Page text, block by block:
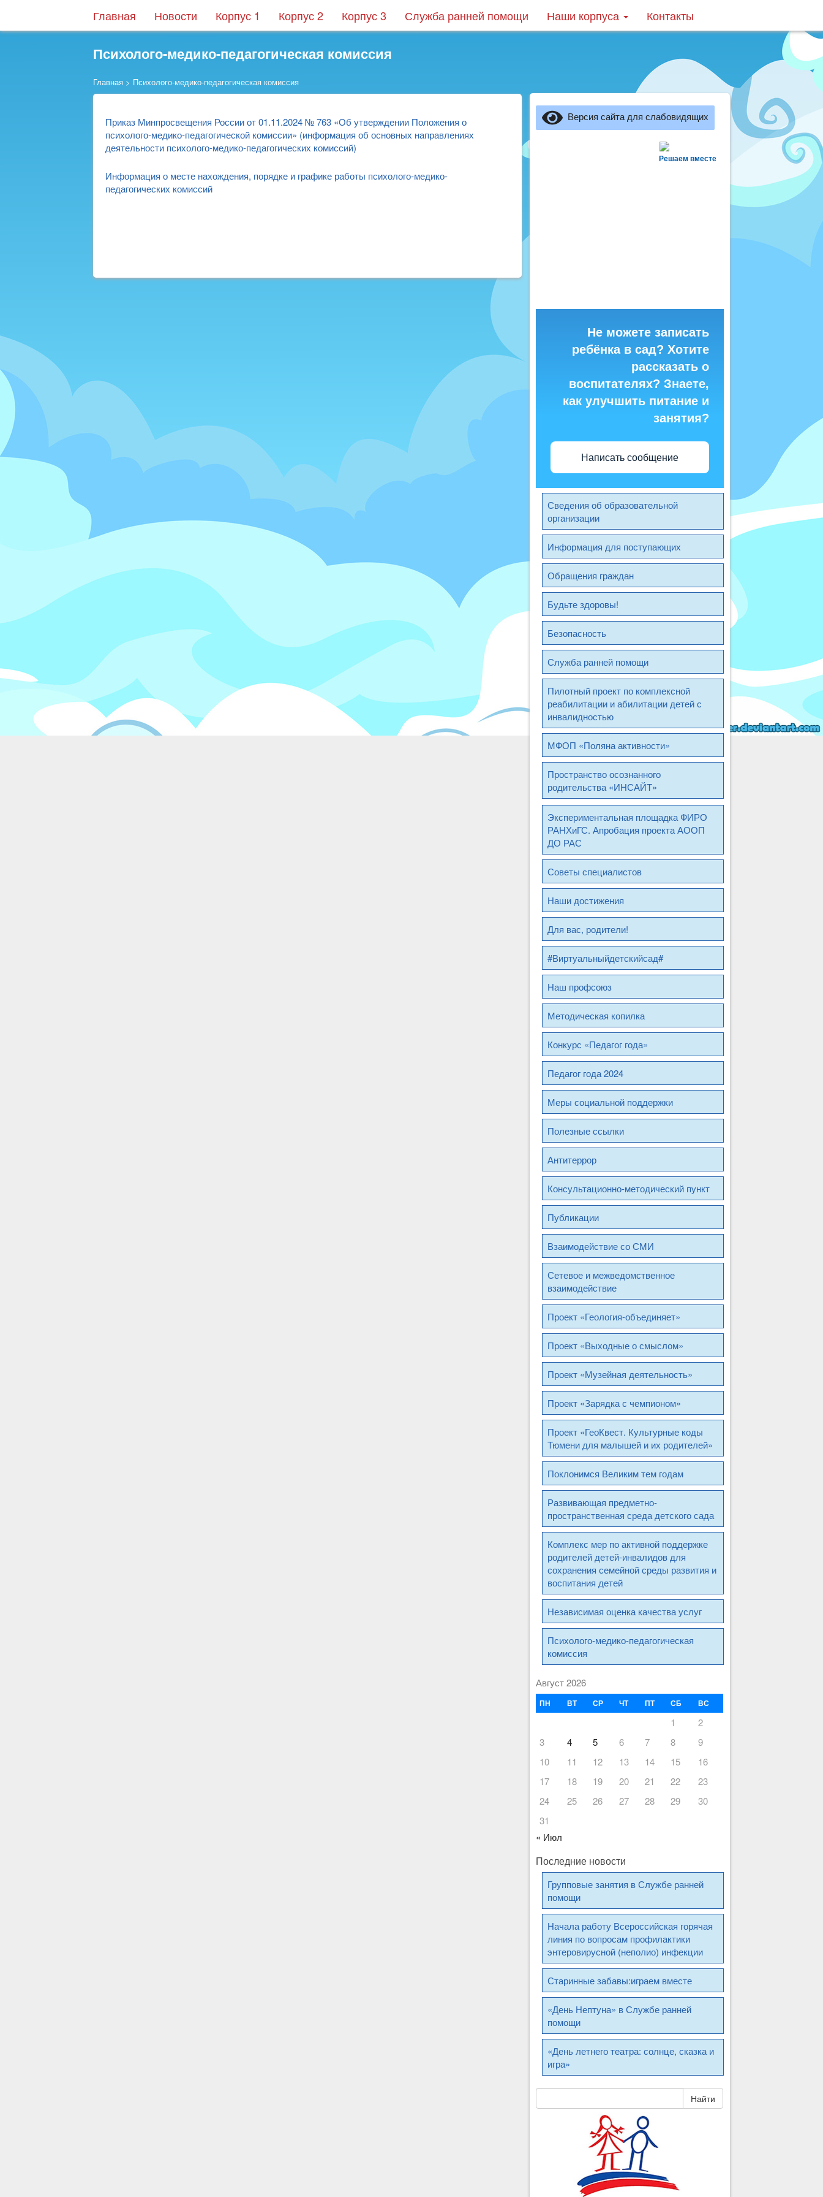
Главная Новости Корпус 1 Корпус 2 Корпус 3 Служба ранней помощи Наши корпуса Контакты
Психолого-медико-педагогическая комиссия
Главная > Психолого-медико-педагогическая комиссия
Приказ Минпросвещения России от 01.11.2024 № 763 «Об утверждении Положения о
психолого-медико-педагогической комиссии» (информация об основных направлениях
деятельности психолого-медико-педагогических комиссий)
Информация о месте нахождения, порядке и графике работы психолого-медико-
педагогических комиссий
Версия сайта для слабовидящих
Решаем вместе
Не можете записать
ребёнка в сад? Хотите
рассказать о
воспитателях? Знаете,
как улучшить питание и
занятия?
Написать сообщение
Сведения об образовательной
организации
Информация для поступающих
Обращения граждан
Будьте здоровы!
Безопасность
Служба ранней помощи
Пилотный проект по комплексной
реабилитации и абилитации детей с
инвалидностью
МФОП «Поляна активности»
Пространство осознанного
родительства «ИНСАЙТ»
Экспериментальная площадка ФИРО
РАНХиГС. Апробация проекта АООП
ДО РАС
Советы специалистов
Наши достижения
Для вас, родители!
#Виртуальныйдетскийсад#
Наш профсоюз
Методическая копилка
Конкурс «Педагог года»
Педагог года 2024
Меры социальной поддержки
Полезные ссылки
Антитеррор
Консультационно-методический пункт
Публикации
Взаимодействие со СМИ
Сетевое и межведомственное
взаимодействие
Проект «Геология-объединяет»
Проект «Выходные о смыслом»
Проект «Музейная деятельность»
Проект «Зарядка с чемпионом»
Проект «ГеоКвест. Культурные коды
Тюмени для малышей и их родителей»
Поклонимся Великим тем годам
Развивающая предметно-
пространственная среда детского сада
Комплекс мер по активной поддержке
родителей детей-инвалидов для
сохранения семейной среды развития и
воспитания детей
Независимая оценка качества услуг
Психолого-медико-педагогическая
комиссия
Август 2026
ПН ВТ СР ЧТ ПТ СБ ВС
1
2
3
4 5 6 7 8
9
10
11 12 13 14 15
16
17
18 19 20 21 22
23
24
25 26 27 28 29
30
31
« Июл
Последние новости
Групповые занятия в Службе ранней
помощи
Начала работу Всероссийская горячая
линия по вопросам профилактики
энтеровирусной (неполио) инфекции
Старинные забавы:играем вместе
«День Нептуна» в Службе ранней
помощи
«День летнего театра: солнце, сказка и
игра»
Найти